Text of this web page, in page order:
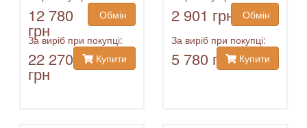
12 780
грн
Обмін
За виріб при покупці:
22 270
грн
Купити
2 901 грн
Обмін
За виріб при покупці:
5 780 грн Купити